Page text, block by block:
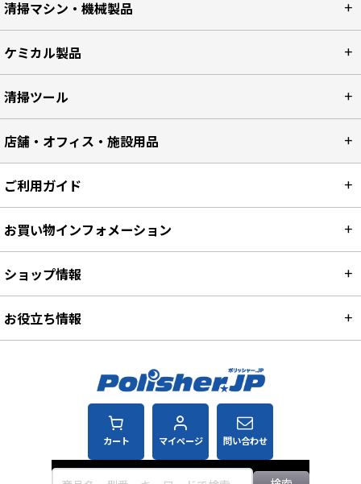
清掃マシン・機械製品
ケミカル製品
清掃ツール
店舗・オフィス・施設用品
カート マイページ 問い合わせ
ご利用ガイド
お買い物インフォメーション
ショップ情報
お役立ち情報